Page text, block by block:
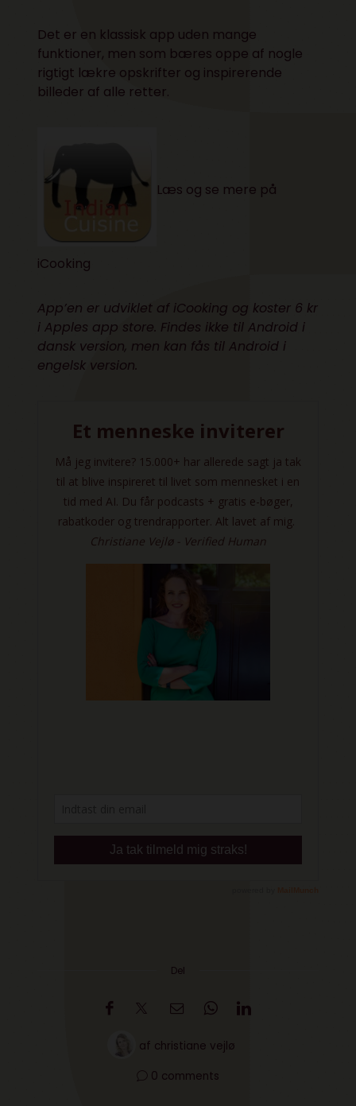
Det er en klassisk app uden mange
funktioner, men som bæres oppe af nogle
rigtigt lækre opskrifter og inspirerende
billeder af alle retter.
Læs og se mere på
iCooking
App’en er udviklet af iCooking og koster 6 kr
iApples app store. Findes ikke til Android i
dansk version, men kan fås til Android i
engelsk version.
Del
af christiane vejlø
0 comments